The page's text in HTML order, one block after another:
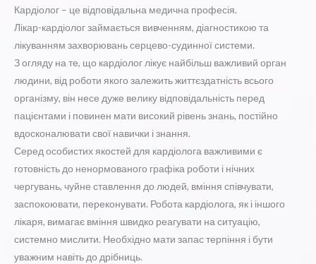
Кардіолог – це відповідальна медична професія.
Лікар-кардіолог займається вивченням, діагностикою та
лікуванням захворювань серцево-судинної системи.
З огляду на те, що кардіолог лікує найбільш важливий орган
людини, від роботи якого залежить життєздатність всього
організму, він несе дуже велику відповідальність перед
пацієнтами і повинен мати високий рівень знань, постійно
вдосконалювати свої навички і знання.
Серед особистих якостей для кардіолога важливими є
готовність до ненормованого графіка роботи і нічних
чергувань, чуйне ставлення до людей, вміння співчувати,
заспокоювати, переконувати. Робота кардіолога, як і іншого
лікаря, вимагає вміння швидко реагувати на ситуацію,
системно мислити. Необхідно мати запас терпіння і бути
уважним навіть до дрібниць.